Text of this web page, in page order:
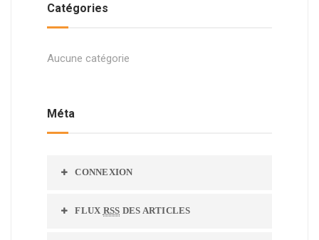
Catégories
Aucune catégorie
Méta
CONNEXION
FLUX RSS DES ARTICLES